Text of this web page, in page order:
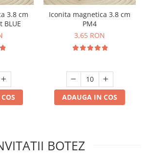
3.8 cm
BLUE
Iconita magnetica 3.8 cm
PM4
3,65 RON
ADAUGA IN COS
BOTEZ